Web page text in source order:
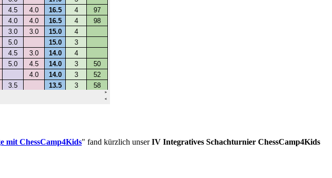
mit ChessCamp4Kids" fand kürzlich unserIV Integratives Schachturnier ChessCamp4Kids